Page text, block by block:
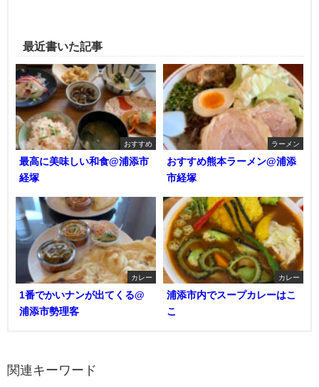
最近書いた記事
おすすめ
最高に美味しい和食@浦添市
経塚
ラーメン
おすすめ熊本ラーメン@浦添
市経塚
カレー
1番でかいナンが出てくる@
浦添市勢理客
カレー
浦添市内でスープカレーはこ
こ
関連キーワード